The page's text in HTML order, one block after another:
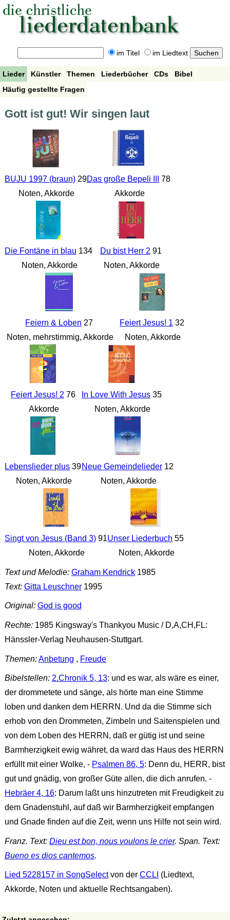
im Titel im Liedtext
Lieder Künstler Themen Liederbücher CDs
Bibel
Häufig gestellte Fragen
Gott ist gut! Wir singen laut
BUJU 1997 (braun)29
Noten, Akkorde
Das große Bepeli III
78
Akkorde
Die Fontäne in blau 134
Noten, Akkorde
Du bist Herr 2 91
Noten, Akkorde
Feiern & Loben 27
Noten, mehrstimmig, Akkorde
Feiert Jesus! 1 32
Noten, Akkorde
Feiert Jesus! 2 76
Akkorde
In Love With Jesus35
Noten, Akkorde
Lebenslieder plus 39
Noten, Akkorde
Neue Gemeindelieder12
Noten, Akkorde
Singt von Jesus (Band 3)91
Noten, Akkorde
Unser Liederbuch 55
Noten, Akkorde
Text und Melodie: Graham Kendrick1985
Text: Gitta Leuschner1995
Original: God is good
Rechte:1985 Kingsway's Thankyou Music / D,A,CH,FL:
Hänssler-Verlag Neuhausen-Stuttgart.
Themen:Anbetung , Freude
Bibelstellen: 2.Chronik 5, 13: und es war, als wäre es einer,
der drommetete und sänge, als hörte man eine Stimme
loben und danken dem HERRN. Und da die Stimme sich
erhob von den Drommeten, Zimbeln und Saitenspielen und
von dem Loben des HERRN, daß er gütig ist und seine
Barmherzigkeit ewig währet, da ward das Haus des HERRN
erfüllt mit einer Wolke, - Psalmen 86, 5: Denn du, HERR, bist
gut und gnädig, von großer Güte allen, die dich anrufen. -
Hebräer 4, 16: Darum laßt uns hinzutreten mit Freudigkeit zu
dem Gnadenstuhl, auf daß wir Barmherzigkeit empfangen
und Gnade finden auf die Zeit, wenn uns Hilfe not sein wird.
Franz. Text: Dieu est bon, nous voulons le crier. Span. Text:
Bueno es dios cantemos.
Lied 5228157 in SongSelectvon der CCLI (Liedtext,
Akkorde, Noten und aktuelle Rechtsangaben).